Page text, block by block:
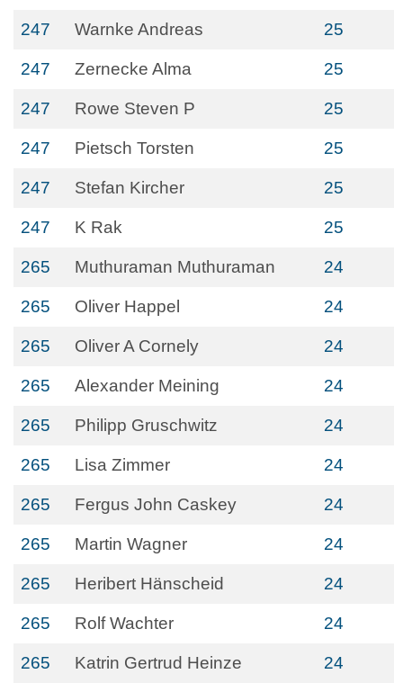
247 Warnke Andreas 25
247 Zernecke Alma 25
247 Rowe Steven P 25
247 Pietsch Torsten 25
247 Stefan Kircher 25
247 K Rak 25
265 Muthuraman Muthuraman 24
265 Oliver Happel 24
265 Oliver A Cornely 24
265 Alexander Meining 24
265 Philipp Gruschwitz 24
265 Lisa Zimmer 24
265 Fergus John Caskey 24
265 Martin Wagner 24
265 Heribert Hänscheid 24
265 Rolf Wachter 24
265 Katrin Gertrud Heinze 24